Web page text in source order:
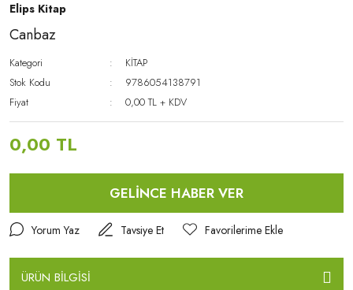
Elips Kitap
Canbaz
Kategori
KİTAP
Stok Kodu
9786054138791
Fiyat
0,00 TL + KDV
0,00 TL
GELİNCE HABER VER
Yorum Yaz Tavsiye Et
ÜRÜN BİLGİSİ